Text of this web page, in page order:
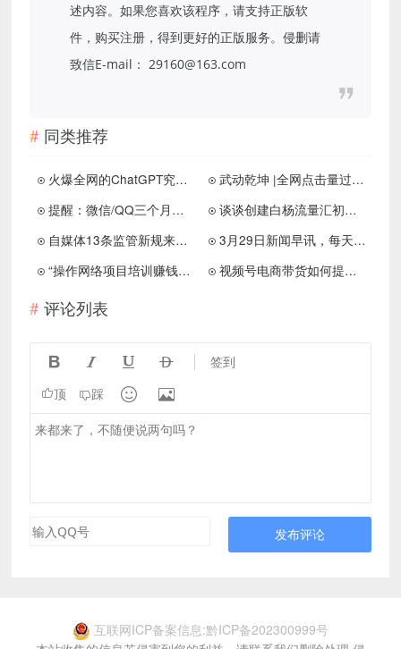
述内容。如果您喜欢该程序，请支持正版软
件，购买注册，得到更好的正版服务。侵删请
致信E-mail： 29160@163.com
同类推荐
火爆全网的ChatGPT究竟是什么
武动乾坤 |全网点击量过亿，玄幻小说巅峰之作
提醒：微信/QQ三个月未登录会被收回---（注明解决办法）
谈谈创建白杨流量汇初衷与Jack连麦聊如何打造个人IP？
自媒体13条监管新规来了：做自媒体还有前途吗？
3月29日新闻早讯，每天60秒读懂世界
“操作网络项目培训赚钱术,揭秘如何做课程月入万元的生意”
视频号电商带货如何提高转化率、信任感
评论列表
    签到
顶 踩  
发布评论
互联网ICP备案信息:黔ICP备202300999号